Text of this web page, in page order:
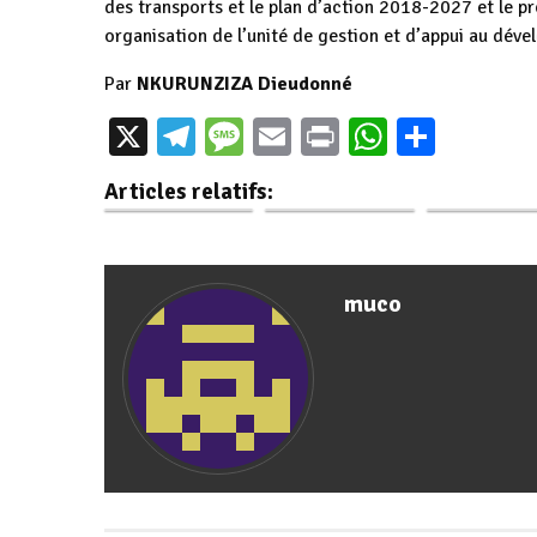
des transports et le plan d’action 2018-2027 et le
organisation de l’unité de gestion et d’appui au
Par NKURUNZIZA Dieudonné
X Telegram
Message
EmailPrintWhatsApp
Articles relatifs:
Conseil des
à l'ordre du jour
Kirundo: dix points
muco